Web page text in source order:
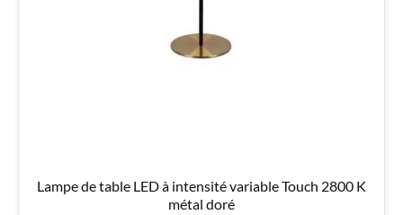
Lampe de table LED à intensité variable Touch 2800 K
métal doré